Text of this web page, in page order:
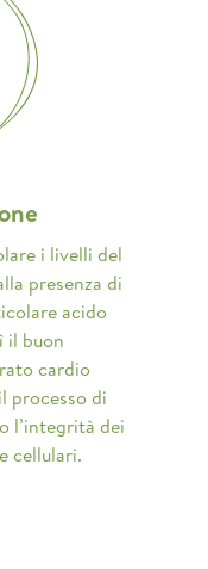
i livelli del
presenza di
acido
il buon
cardio
processo di
l’integrità dei
cellulari.